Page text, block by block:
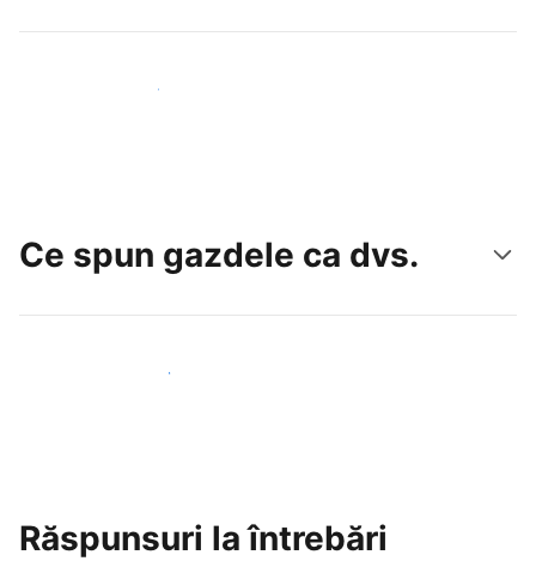
Atrageți noi oaspeți astăzi
Ce spun gazdele ca dvs.
Alăturați-vă gazdelor ca dvs.
Răspunsuri la întrebări